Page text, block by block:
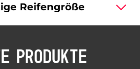
Reifengröße
PRODUKTE